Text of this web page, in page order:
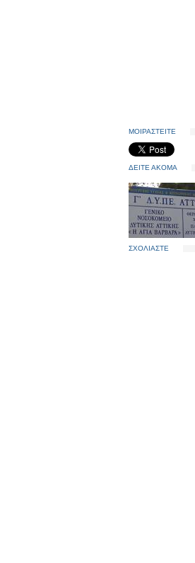
ΜΟΙΡΑΣΤΕΙΤΕ
ΔΕΙΤΕ ΑΚΟΜΑ
ΣΧΟΛΙΑΣΤΕ